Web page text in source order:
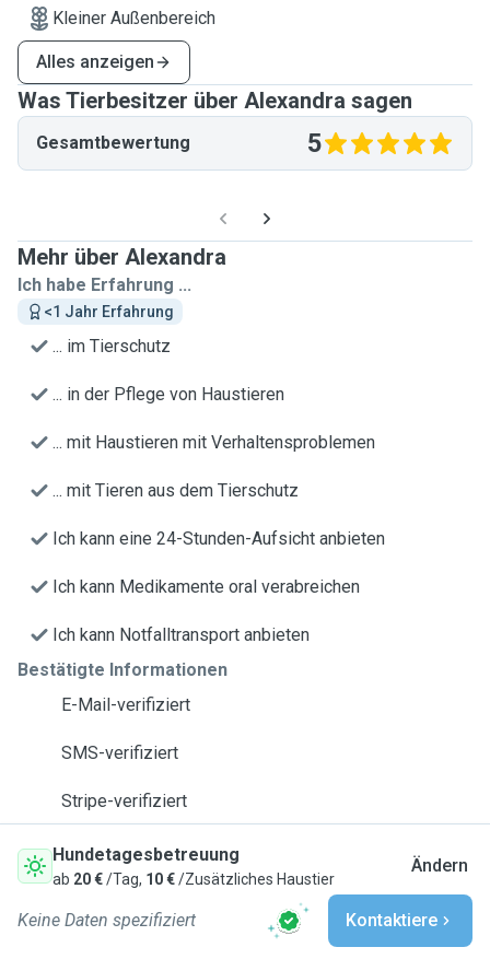
Kleiner Außenbereich
Alles anzeigen
Was Tierbesitzer über Alexandra sagen
Gesamtbewertung 5
Mehr über Alexandra
Ich habe Erfahrung ...
<1 Jahr Erfahrung
... im Tierschutz
... in der Pflege von Haustieren
... mit Haustieren mit Verhaltensproblemen
... mit Tieren aus dem Tierschutz
Ich kann eine 24-Stunden-Aufsicht anbieten
Ich kann Medikamente oral verabreichen
Ich kann Notfalltransport anbieten
Bestätigte Informationen
E-Mail-verifiziert
SMS-verifiziert
Stripe-verifiziert
Hundetagesbetreuung
ab 20 €/Tag, 10 €/Zusätzliches Haustier
Ändern
Keine Daten spezifiziert Kontaktiere